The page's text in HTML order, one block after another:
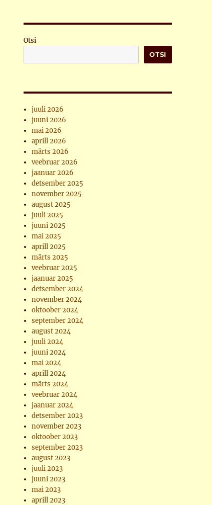
Otsi
OTSI
juuli 2026
juuni 2026
mai 2026
aprill 2026
märts 2026
veebruar 2026
jaanuar 2026
detsember 2025
november 2025
august 2025
juuli 2025
juuni 2025
mai 2025
aprill 2025
märts 2025
veebruar 2025
jaanuar 2025
detsember 2024
november 2024
oktoober 2024
september 2024
august 2024
juuli 2024
juuni 2024
mai 2024
aprill 2024
märts 2024
veebruar 2024
jaanuar 2024
detsember 2023
november 2023
oktoober 2023
september 2023
august 2023
juuli 2023
juuni 2023
mai 2023
aprill 2023